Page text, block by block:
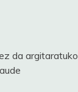
da argitaratuko.